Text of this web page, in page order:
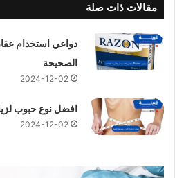
مقالات ذات صلة
الصحيحة
2024-12-02
افضل نوع حبوب
2024-12-02